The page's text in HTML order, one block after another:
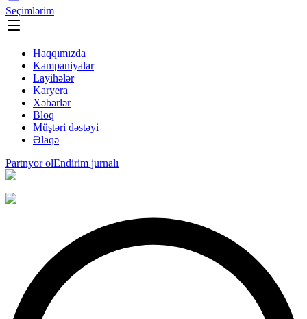
Seçimlərim
Haqqımızda
Kampaniyalar
Layihələr
Karyera
Xəbərlər
Bloq
Müştəri dəstəyi
Əlaqə
Partnyor olEndirim jurnalı